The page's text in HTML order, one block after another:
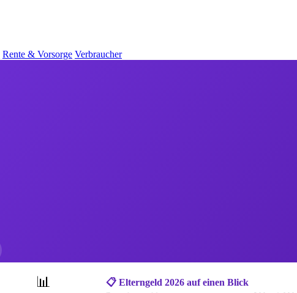
Rente & Vorsorge Verbraucher
📊 📋 Elterngeld 2026 auf einen Blick